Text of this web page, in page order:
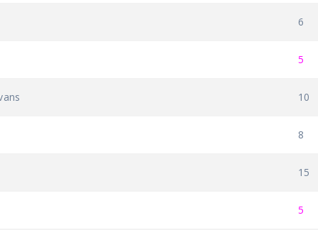
6
5
10
8
15
5